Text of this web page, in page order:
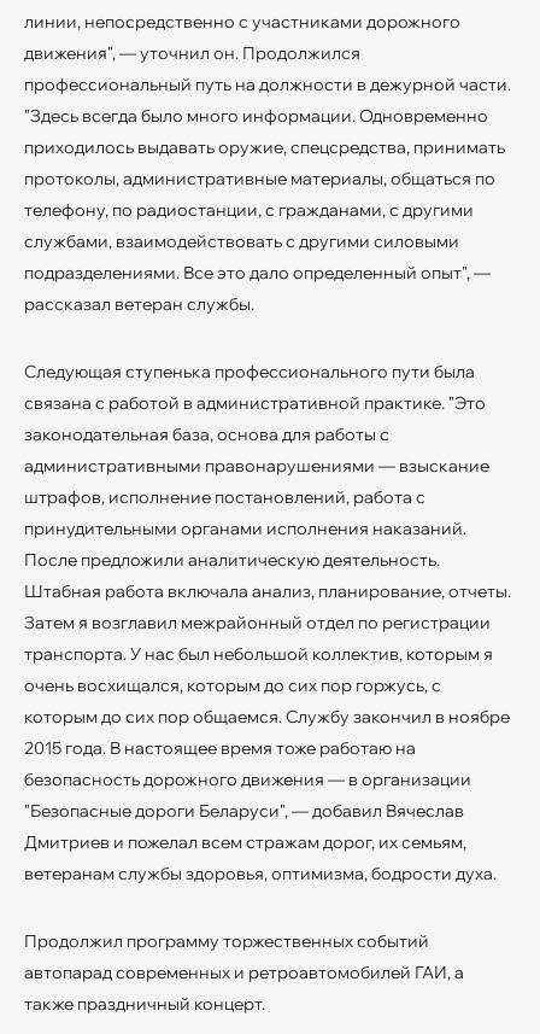
линии, непосредственно с участниками дорожного
движения", — уточнил он. Продолжился
профессиональный путь на должности в дежурной части.
"Здесь всегда было много информации. Одновременно
приходилось выдавать оружие, спецсредства, принимать
протоколы, административные материалы, общаться по
телефону, по радиостанции, с гражданами, с другими
службами, взаимодействовать с другими силовыми
подразделениями. Все это дало определенный опыт", —
рассказал ветеран службы.
Следующая ступенька профессионального пути была
связана с работой в административной практике. "Это
законодательная база, основа для работы с
административными правонарушениями — взыскание
штрафов, исполнение постановлений, работа с
принудительными органами исполнения наказаний.
После предложили аналитическую деятельность.
Штабная работа включала анализ, планирование, отчеты.
Затем я возглавил межрайонный отдел по регистрации
транспорта. У нас был небольшой коллектив, которым я
очень восхищался, которым до сих пор горжусь, с
которым до сих пор общаемся. Службу закончил в ноябре
2015 года. В настоящее время тоже работаю на
безопасность дорожного движения — в организации
"Безопасные дороги Беларуси", — добавил Вячеслав
Дмитриев и пожелал всем стражам дорог, их семьям,
ветеранам службы здоровья, оптимизма, бодрости духа.
Продолжил программу торжественных событий
автопарад современных и ретроавтомобилей ГАИ, а
также праздничный концерт.